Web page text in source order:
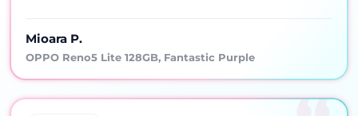
Mioara P.
OPPO Reno5 Lite 128GB, Fantastic Purple